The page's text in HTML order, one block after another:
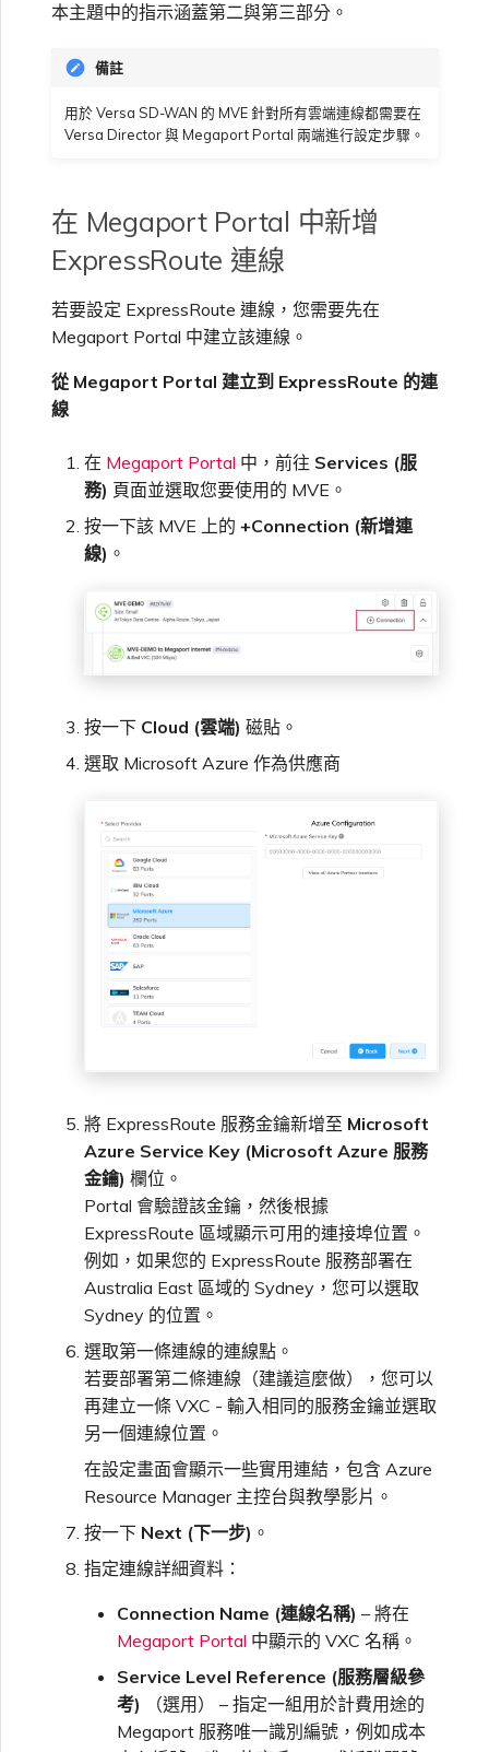
監控服務狀態
設定 OpenMetrics 服務監控
Azure 服務金鑰 API 回應欄
本主題中的指示涵蓋第二與第三部分。
備註
用於 Versa SD-WAN 的 MVE 針對所有雲端連線都需要在
Versa Director 與 Megaport Portal 兩端進行設定步驟。
在 Megaport Portal 中新增
ExpressRoute 連線
若要設定 ExpressRoute 連線，您需要先在
Megaport Portal 中建立該連線。
從 Megaport Portal 建立到 ExpressRoute 的連
線
在 Megaport Portal 中，前往 Services (服
務) 頁面並選取您要使用的 MVE。
按一下該 MVE 上的 +Connection (新增連
線) 。
按一下 Cloud (雲端) 磁貼。
選取 Microsoft Azure 作為供應商
將 ExpressRoute 服務金鑰新增至 Microsoft
Azure Service Key (Microsoft Azure 服務
金鑰) 欄位。
Portal 會驗證該金鑰，然後根據
ExpressRoute 區域顯示可用的連接埠位置。
例如，如果您的 ExpressRoute 服務部署在
Australia East 區域的 Sydney，您可以選取
Sydney 的位置。
選取第一條連線的連線點。
若要部署第二條連線（建議這麼做），您可以
再建立一條 VXC - 輸入相同的服務金鑰並選取
另一個連線位置。
在設定畫面會顯示一些實用連結，包含 Azure
Resource Manager 主控台與教學影片。
按一下 Next (下一步) 。
指定連線詳細資料：
Connection Name (連線名稱) – 將在
Megaport Portal 中顯示的 VXC 名稱。
Service Level Reference (服務層級參
考) （選用） – 指定一組用於計費用途的
Megaport 服務唯一識別編號，例如成本